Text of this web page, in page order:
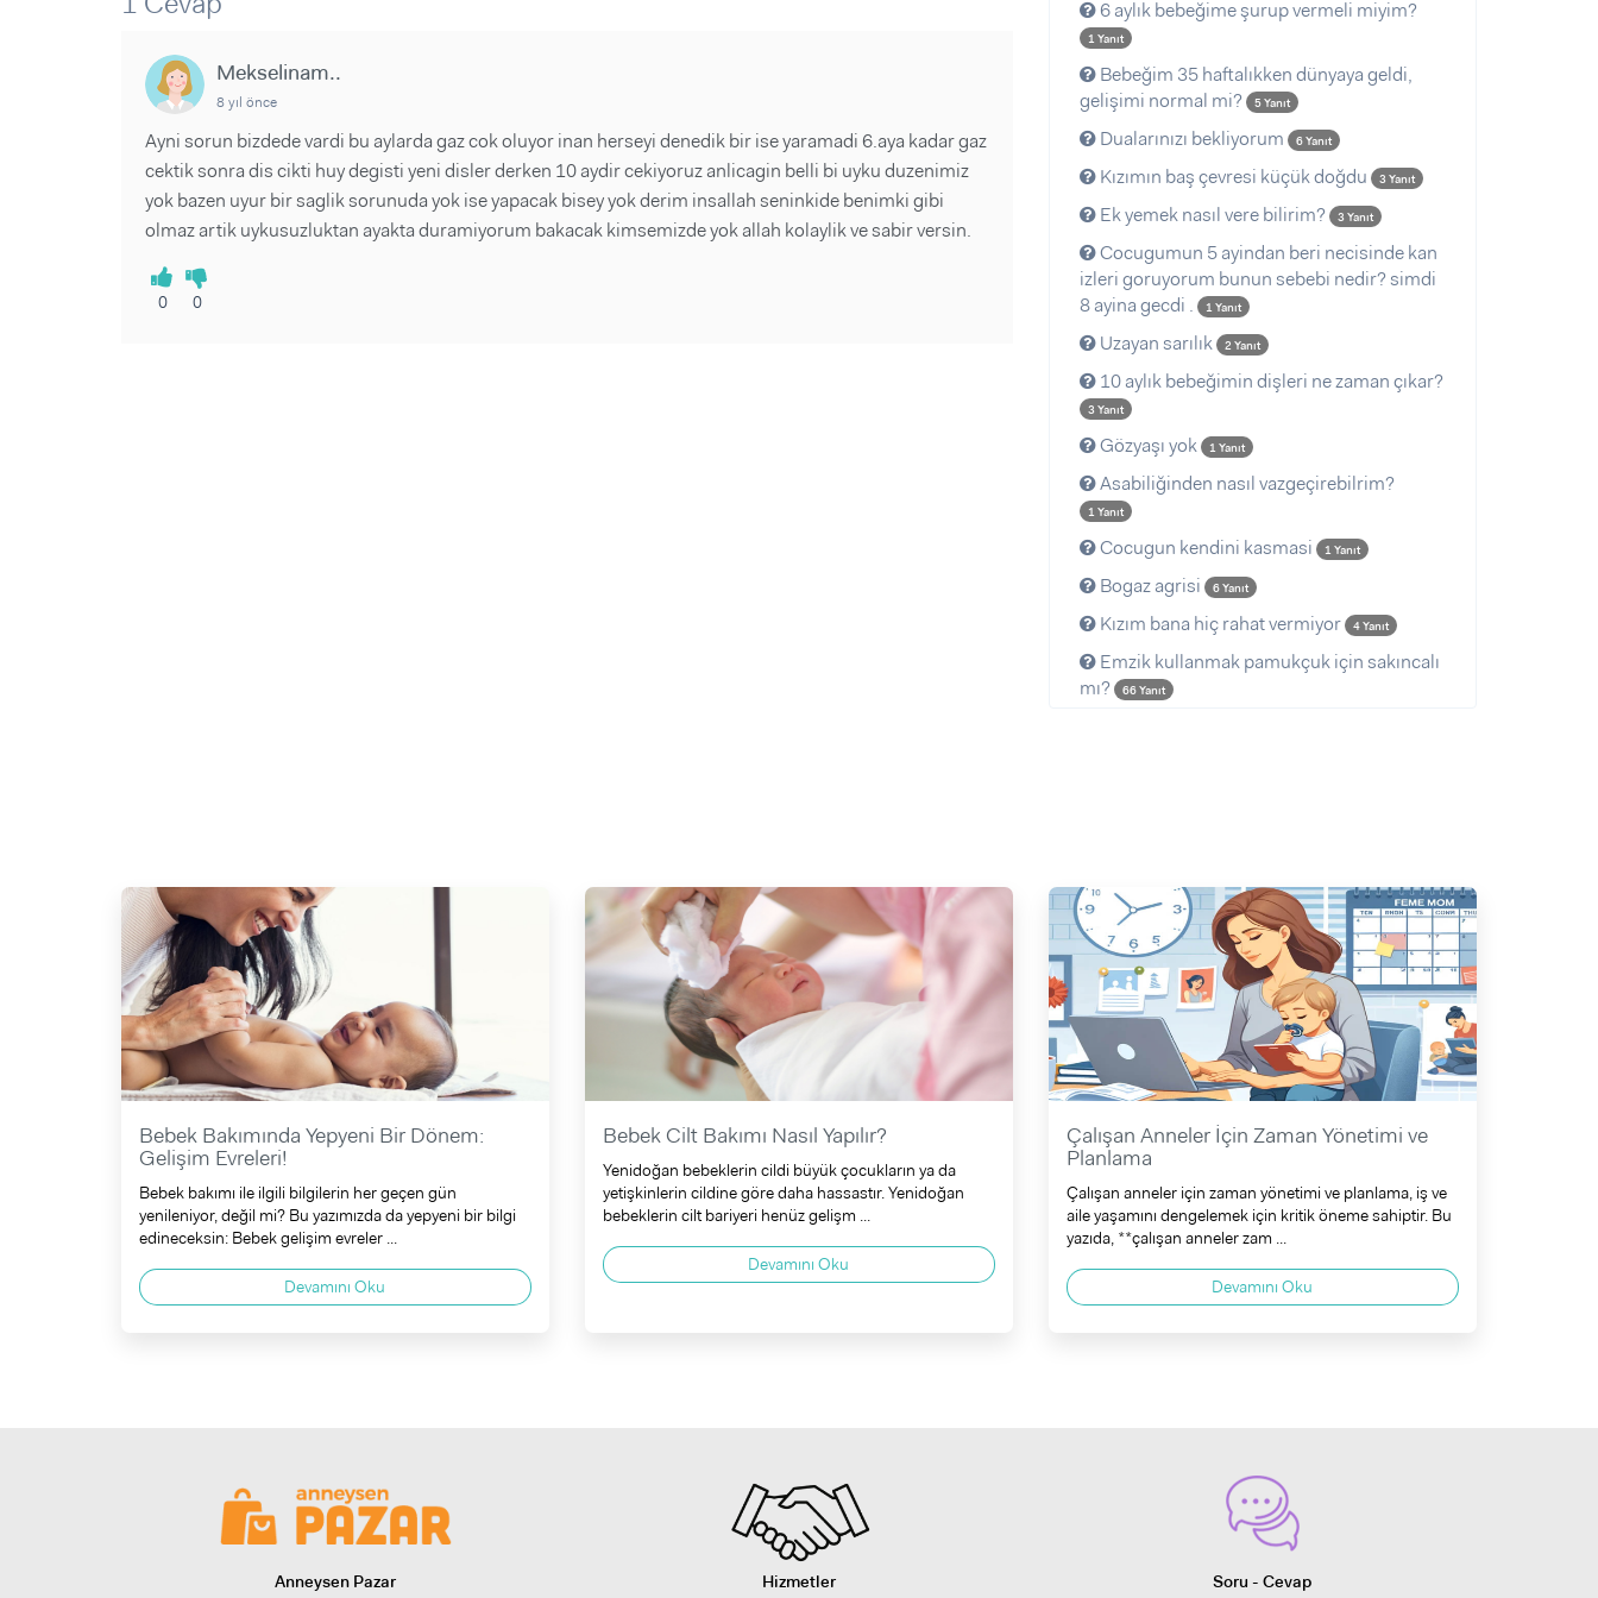
Sorular ve Yanıtlar
Makaleler
Videolar
Mekselinam..
8 yıl önce
Ayni sorun bizdede vardi bu aylarda gaz cok oluyor inan herseyi denedik bir ise yaramadi 6.aya kadar gaz
cektik sonra dis cikti huy degisti yeni disler derken 10 aydir cekiyoruz anlicagin belli bi uyku duzenimiz
yok bazen uyur bir saglik sorunuda yok ise yapacak bisey yok derim insallah seninkide benimki gibi
olmaz artik uykusuzluktan ayakta duramiyorum bakacak kimsemizde yok allah kolaylik ve sabir versin.
0 0
6 aylık bebeğime şurup vermeli miyim?
1 Yanıt
Bebeğim 35 haftalıkken dünyaya geldi,
gelişimi normal mi?
5 Yanıt
Dualarınızı bekliyorum 6 Yanıt
Kızımın baş çevresi küçük doğdu 3 Yanıt
Ek yemek nasıl vere bilirim? 3 Yanıt
Cocugumun 5 ayindan beri necisinde kan
izleri goruyorum bunun sebebi nedir? simdi
8 ayina gecdi .
1 Yanıt
Uzayan sarılık 2 Yanıt
10 aylık bebeğimin dişleri ne zaman çıkar?
3 Yanıt
Gözyaşı yok 1 Yanıt
Asabiliğinden nasıl vazgeçirebilrim?
1 Yanıt
Cocugun kendini kasmasi 1 Yanıt
Bogaz agrisi 6 Yanıt
Kızım bana hiç rahat vermiyor 4 Yanıt
Emzik kullanmak pamukçuk için sakıncalı
mı?
66 Yanıt
Bebek Bakımında Yepyeni Bir Dönem:
Gelişim Evreleri!
Bebek bakımı ile ilgili bilgilerin her geçen gün
yenileniyor, değil mi? Bu yazımızda da yepyeni bir bilgi
edineceksin: Bebek gelişim evreler ...
Devamını Oku
Bebek Cilt Bakımı Nasıl Yapılır?
Yenidoğan bebeklerin cildi büyük çocukların ya da
yetişkinlerin cildine göre daha hassastır. Yenidoğan
bebeklerin cilt bariyeri henüz gelişm ...
Devamını Oku
Çalışan Anneler İçin Zaman Yönetimi ve
Planlama
Çalışan anneler için zaman yönetimi ve planlama, iş ve
aile yaşamını dengelemek için kritik öneme sahiptir. Bu
yazıda, **çalışan anneler zam ...
Devamını Oku
Anneysen Pazar
Hizmetler
Soru - Cevap